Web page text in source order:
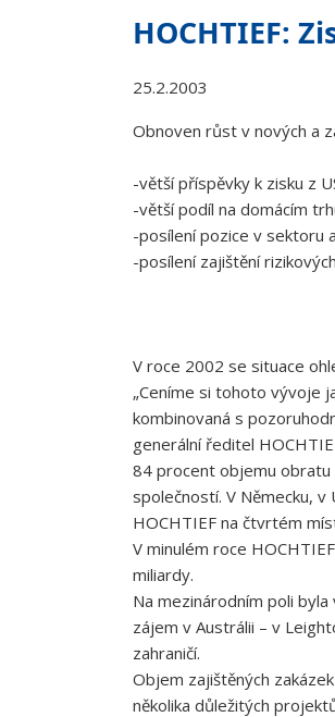
HOCHTIEF:
25.2.2003
Obnoven růst v nových a
-větší příspěvky k zisku z
-větší podíl na domácím
-posílení pozice v sektoru
-posílení zajištění
V roce 2002 se situace
„Ceníme si tohoto vývoje
kombinovaná s
generální ředitel
84 procent objemu obratu
společností. V Německu,
HOCHTIEF na čtvrtém
V minulém roce
miliardy.
Na mezinárodním poli
zájem v Austrálii – v
zahraničí.
Objem zajištěných
několika důležitých